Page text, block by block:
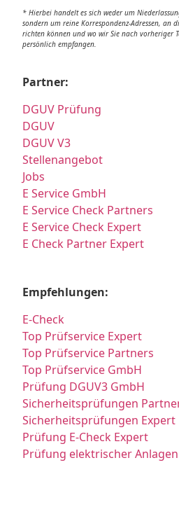
* Hierbei handelt es sich weder um
sondern um reine Korrespondenz-Adressen, an
richten können und wo wir Sie nach vorheriger
persönlich empfangen.
Partner:
DGUV Prüfung
DGUV
DGUV V3
Stellenangebot
Jobs
E Service GmbH
E Service Check Partners
E Service Check Expert
E Check Partner Expert
Empfehlungen:
E-Check
Top Prüfservice Expert
Top Prüfservice Partners
Top Prüfservice GmbH
Prüfung DGUV3 GmbH
Sicherheitsprüfungen
Sicherheitsprüfungen Expert
Prüfung E-Check Expert
Prüfung elektrischer Anlagen